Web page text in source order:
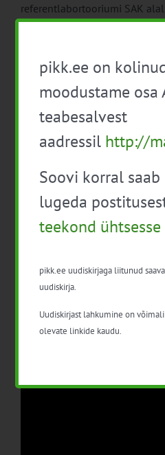
referentlabortooriumi SAK
võrdluskatsetes.
analüüsitulemused
LABRIS on Põllumajandus-
poolt riiklikuks
nimetatud valdkondades, sh
4. septembril
Seakasvatuse
Eesti Tõusigade
on järelvaadatav
pikk.ee on
moodustame osa
teabesalvest
aadressil http://
Soovi korral
lugeda
teekond
pikk.ee uudiskirjaga liitunud
uudiskirja.
Uudiskirjast lahkumine on
olevate linkide kaudu.